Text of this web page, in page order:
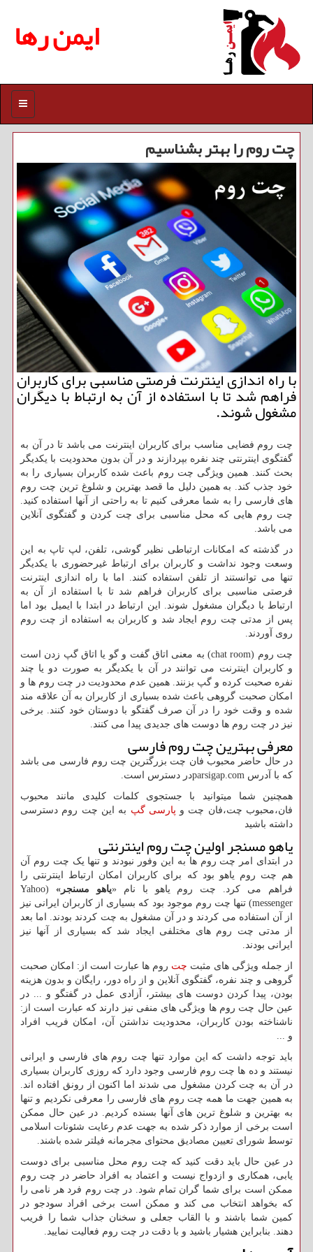
ایمن رها
منو
چت روم را بهتر بشناسیم
با راه اندازی اینترنت فرصتی مناسبی برای كاربران
فراهم شد تا با استفاده از آن به ارتباط با دیگران
مشغول شوند.
چت روم فضایی مناسب برای کاربران اینترنت می باشد تا در آن به
گفتگوی اینترنتی چند نفره بپردازند و در آن بدون محدودیت با یکدیگر
بحث کنند. همین ویژگی چت روم باعث شده کاربران بسیاری را به
خود جذب کند. به همین دلیل ما قصد بهترین و شلوغ ترین چت روم
های فارسی را به شما معرفی کنیم تا به راحتی از آنها استفاده کنید.
چت روم هایی که محل مناسبی برای چت کردن و گفتگوی آنلاین
می باشد.
در گذشته که امکانات ارتباطی نظیر گوشی، تلفن، لپ تاپ به این
وسعت وجود نداشت و کاربران برای ارتباط غیرحضوری با یکدیگر
تنها می توانستند از تلفن استفاده کنند. اما با راه اندازی اینترنت
فرصتی مناسبی برای کاربران فراهم شد تا با استفاده از آن به
ارتباط با دیگران مشغول شوند. این ارتباط در ابتدا با ایمیل بود اما
پس از مدتی چت روم ایجاد شد و کاربران به استفاده از چت روم
روی آوردند.
چت روم (chat room)
به معنی اتاق گفت و گو یا اتاق گپ زدن است
و کاربران اینترنت می توانند در آن با یکدیگر به صورت دو یا چند
نفره صحبت کرده و گپ بزنند. همین عدم محدودیت در چت روم ها و
امکان صحبت گروهی باعث شده بسیاری از کاربران به آن علاقه مند
شده و وقت خود را در آن صرف گفتگو با دوستان خود کنند. برخی
نیز در چت روم ها دوست های جدیدی پیدا می کنند.
معرفی بهترین چت روم فارسی
در حال حاضر محبوب فان چت بزرگترین چت روم فارسی می باشد
که با آدرس parsigap.comدر دسترس است.
همچنین شما میتوانید با جستجوی کلمات کلیدی مانند محبوب
فان،محبوب چت،فان چت و پارسی گپ به این چت روم دسترسی
داشته باشید
یاهو مسنجر اولین چت روم اینترنتی
در ابتدای امر چت روم ها به این وفور نبودند و تنها یک چت روم آن
هم چت روم یاهو بود که برای کاربران امکان ارتباط اینترنتی را
فراهم می کرد. چت روم یاهو با نام «یاهو مسنجر»
(Yahoo
messenger) تنها چت روم موجود بود که بسیاری از کاربران ایرانی نیز
از آن استفاده می کردند و در آن مشغول به چت کردند بودند. اما بعد
از مدتی چت روم های مختلفی ایجاد شد که بسیاری از آنها نیز
ایرانی بودند.
از جمله ویژگی های مثبت چت روم ها عبارت است از: امکان صحبت
گروهی و چند نفره، گفتگوی آنلاین و از راه دور، رایگان و بدون هزینه
بودن، پیدا کردن دوست های بیشتر، آزادی عمل در گفتگو و ... در
عین حال چت روم ها ویژگی های منفی نیز دارند که عبارت است از:
ناشناخته بودن کاربران، محدودیت نداشتن آن، امکان فریب افراد
و ...
باید توجه داشت که این موارد تنها چت روم های فارسی و ایرانی
نیستند و ده ها چت روم فارسی وجود دارد که روزی کاربران بسیاری
در آن به چت کردن مشغول می شدند اما اکنون از رونق افتاده اند.
به همین جهت ما همه چت روم های فارسی را معرفی نکردیم و تنها
به بهترین و شلوغ ترین های آنها بسنده کردیم. در عین حال ممکن
است برخی از موارد ذکر شده به جهت عدم رعایت شئونات اسلامی
توسط شورای تعیین مصادیق محتوای مجرمانه فیلتر شده باشند.
در عین حال باید دقت کنید که چت روم محل مناسبی برای دوست
یابی، همکاری و ازدواج نیست و اعتماد به افراد حاضر در چت روم
ممکن است برای شما گران تمام شود. در چت روم فرد هر نامی را
که بخواهد انتخاب می کند و ممکن است برخی افراد سودجو در
کمین شما باشند و با القاب جعلی و سخنان جذاب شما را فریب
دهند. بنابراین هشیار باشید و با دقت در چت روم فعالیت نمایید.